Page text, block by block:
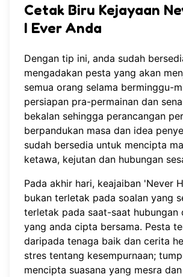
Cetak Biru Kejayaan
I Ever Anda
Dengan tip ini, anda sudah
mengadakan pesta yang akan
semua orang selama berminggu-
persiapan pra-permainan dan
bekalan sehingga perancangan
berpandukan masa dan idea
sudah bersedia untuk mencipta
ketawa, kejutan dan hubungan
Pada akhir hari, keajaiban 'Never
bukan terletak pada soalan yang
terletak pada saat-saat hubungan
yang anda cipta bersama. Pesta
daripada tenaga baik dan cerita
stres tentang kesempurnaan;
mencipta suasana yang mesra dan